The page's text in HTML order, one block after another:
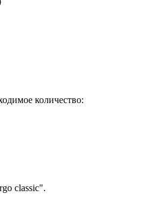
количество:
classic".